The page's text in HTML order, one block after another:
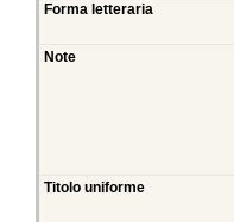
Forma letteraria
Note
Titolo uniforme